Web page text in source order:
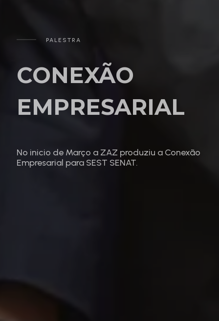
PALESTRA
CONEXÃO
EMPRESARIAL
No inicio de Março a ZAZ produziu a Conexão
Empresarial para SEST SENAT.